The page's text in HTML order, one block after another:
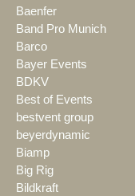
Baenfer
Band Pro Munich
Barco
Bayer Events
BDKV
Best of Events
bestvent group
beyerdynamic
Biamp
Big Rig
Bildkraft